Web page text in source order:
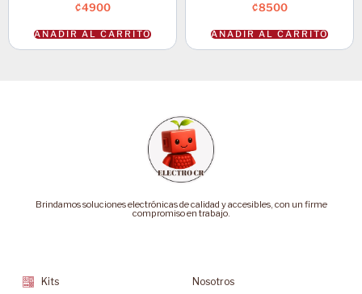
₡4900
AÑADIR AL CARRITO
₡8500
AÑADIR AL CARRITO
Brindamos soluciones electrónicas de calidad y accesibles, con un firme
compromiso en trabajo.
Kits
Nosotros